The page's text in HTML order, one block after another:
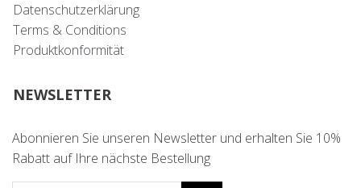
Datenschutzerklärung
Terms & Conditions
Produktkonformität
NEWSLETTER
Abonnieren Sie unseren Newsletter und erhalten Sie 10%
Rabatt auf Ihre nächste Bestellung